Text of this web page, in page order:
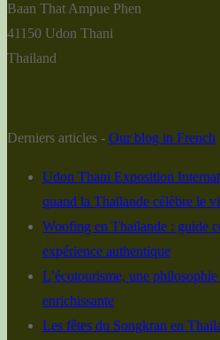
Baan That Ampue Phen
41150 Udon Thani
Thailand
Derniers articles - Our blog in French
Udon Thani Exposition
quand la Thaïlande célèbre le
Woofing en Thaïlande : guide
expérience authentique
L’écotourisme, une
enrichissante
Les fêtes du Songkran en